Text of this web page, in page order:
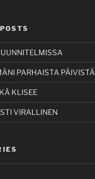
PARHAISTA PÄIVISTÄ
KLISEE
VIRALLINEN